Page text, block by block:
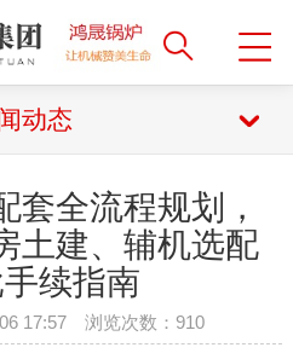
动态
套全流程规划，
土建、辅机选配
续指南
17:57 浏览次数： 910